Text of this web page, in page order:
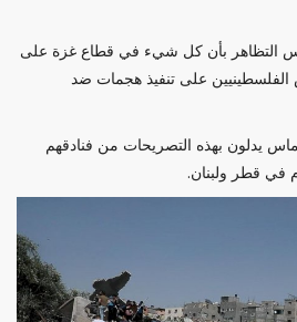
التظاهر بأن كل شيء في قطاع غزة على
الفلسطينيين على تنفيذ هجمات ضد
يدلون بهذه التصريحات من فنادقهم
في قطر ولبنان.